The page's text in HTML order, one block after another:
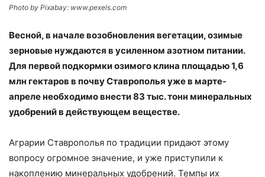
Photo by Pixabay: www.pexels.com
Весной, в начале возобновления вегетации, озимые
зерновые нуждаются в усиленном азотном питании.
Для первой подкормки озимого клина площадью 1,6
млн гектаров в почву Ставрополья уже в марте-
апреле необходимо внести 83 тыс. тонн минеральных
удобрений в действующем веществе.
Аграрии Ставрополья по традиции придают этому
вопросу огромное значение, и уже приступили к
накоплению минеральных удобрений. Темпы их